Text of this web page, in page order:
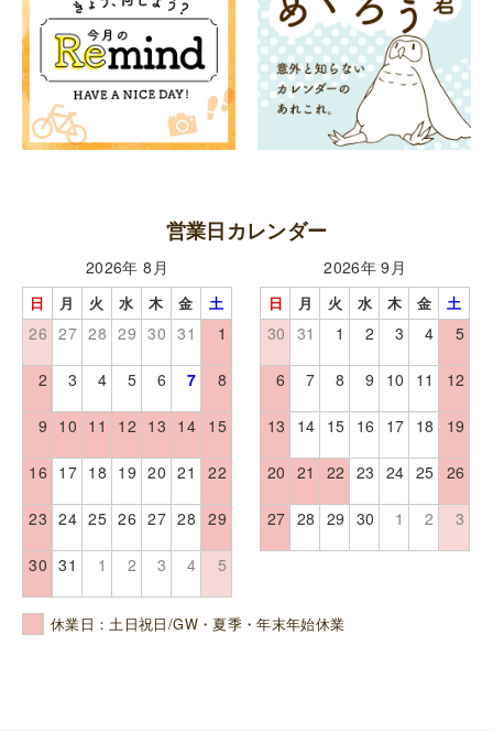
営業日カレンダー
2026年 8月
日 月 火 水 木 金 土
26 27 28 29 30 31 1
2 3 4 5 6 7 8
9 10 11 12 13 14 15
16 17 18 19 20 21 22
23 24 25 26 27 28 29
30 31 1 2 3 4 5
2026年 9月
日 月 火 水 木 金 土
30 31 1 2 3 4 5
6 7 8 9 10 11 12
13 14 15 16 17 18 19
20 21 22 23 24 25 26
27 28 29 30 1 2 3
休業日：土日祝日/GW・夏季・年末年始休業